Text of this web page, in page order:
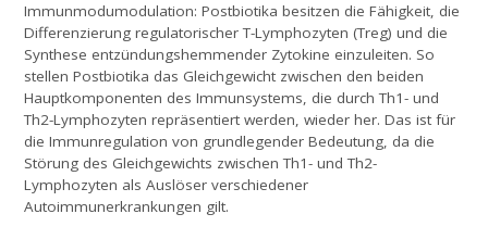
Immunmodumodulation: Postbiotika besitzen die Fähigkeit, die
Differenzierung regulatorischer T-Lymphozyten (Treg) und die
Synthese entzündungshemmender Zytokine einzuleiten. So
stellen Postbiotika das Gleichgewicht zwischen den beiden
Hauptkomponenten des Immunsystems, die durch Th1- und
Th2-Lymphozyten repräsentiert werden, wieder her. Das ist für
die Immunregulation von grundlegender Bedeutung, da die
Störung des Gleichgewichts zwischen Th1- und Th2-
Lymphozyten als Auslöser verschiedener
Autoimmunerkrankungen gilt.